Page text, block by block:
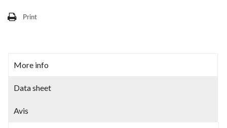
Print
More info
Data sheet
Avis